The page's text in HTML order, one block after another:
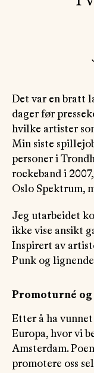
Det var en bratt
dager før
hvilke artister
Min siste
personer i
rockeband i
Oslo Spektrum,
Jeg utarbeidet
ikke vise ansikt
Inspirert av
Punk og
Promoturné
Etter å ha
Europa, hvor vi
Amsterdam.
promotere oss